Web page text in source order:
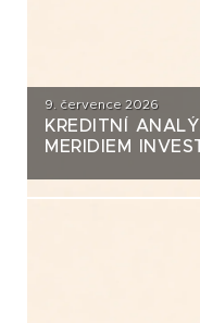
9. července 2026
KREDITNÍ
MERIDIEM